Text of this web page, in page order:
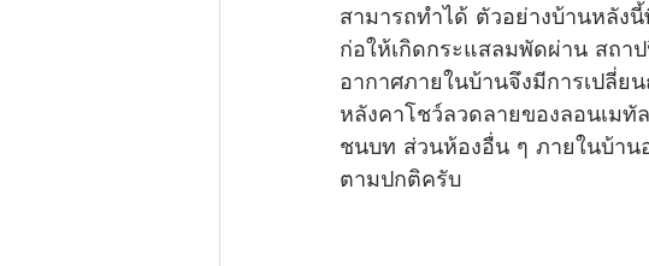
สามารถทำได้ ตัวอย่างบ้านหลัง
ก่อให้เกิดกระแสลมพัดผ่าน สถา
อากาศภายในบ้านจึงมีการเปลี่ย
หลังคาโชว์ลวดลายของลอนเมทั
ชนบท ส่วนห้องอื่น ๆ ภายในบ้าน
ตามปกติครับ